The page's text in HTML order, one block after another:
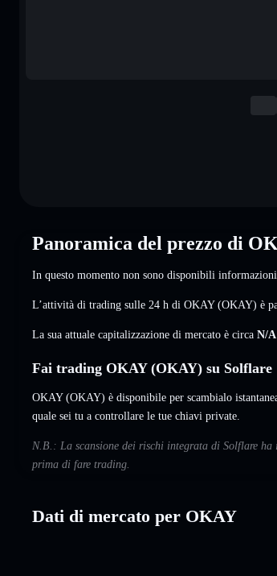
Panoramica del prezzo di
In questo momento non sono disponibili
L’attività di trading sulle 24 h di OKAY (OKAY) è
La sua attuale capitalizzazione di mercato è circa N/A
Fai trading OKAY (OKAY) su Solflare
OKAY (OKAY) è disponibile per scambialo
quale sei tu a controllare le tue chiavi private.
N.B.: La scansione dei rischi integrata di Solflare
prima di fare trading.
Dati di mercato per OKAY